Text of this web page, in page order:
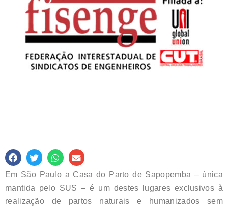
Em São Paulo a Casa do Parto de Sapopemba – única
mantida pelo SUS – é um destes lugares exclusivos à
realização de partos naturais e humanizados sem